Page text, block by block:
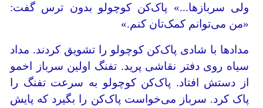
ولی سربازها...» پاک‌کن کوچولو بدون ترس گفت:
«من می‌توانم کمک‌تان کنم.»
مدادها با شادی پاک‌کن کوچولو را تشویق کردند. مداد
سیاه روی دفتر نقاشی پرید. تفنگ اولین سرباز اخمو
از دستش افتاد. پاک‌کن کوچولو به سرعت تفنگ را
پاک کرد. سرباز می‌خواست پاک‌کن را بگیرد که پایش